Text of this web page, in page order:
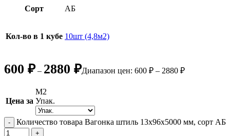
Сорт АБ
Кол-во в 1 кубе 10шт (4,8м2)
600 ₽ – 2880 ₽Диапазон цен: 600 ₽ – 2880 ₽
Цена за
М2
Упак.
Количество товара Вагонка штиль 13х96х5000 мм, сорт АБ